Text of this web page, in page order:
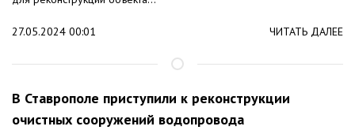
27.05.2024 00:01 ЧИТАТЬ ДАЛЕЕ
В Ставрополе приступили к реконструкции
очистных сооружений водопровода